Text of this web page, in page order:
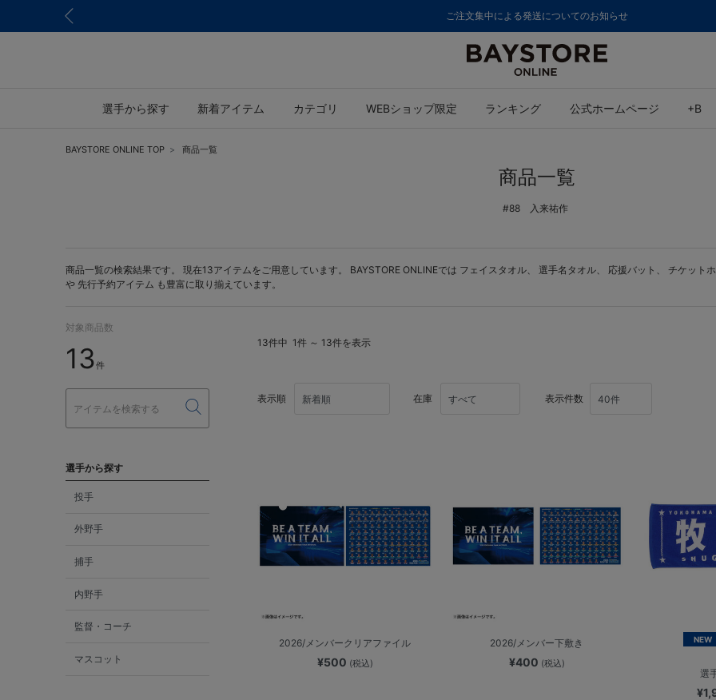
ご注文集中による発送についてのお知らせ
選手から探す 新着アイテム カテゴリ WEBショップ限定 ランキング 公式ホームページ +B
BAYSTORE ONLINE TOP 商品一覧
商品一覧
#88 入来祐作
商品一覧の検索結果です。 現在13アイテムをご用意しています。 BAYSTORE ONLINEでは フェイスタオル、 選手名タオル、 応援バット 、 チケット
や 先行予約アイテム も豊富に取り揃えています。
対象商品数
13件
選手から探す
投手
外野手
捕手
内野手
監督・コーチ
マスコット
13件中 1件 ～ 13件を表示
表示順 在庫 表示件数
2026/メンバークリアファイル
¥500 (税込)
2026/メンバー下敷き
¥400 (税込)
NEW
選